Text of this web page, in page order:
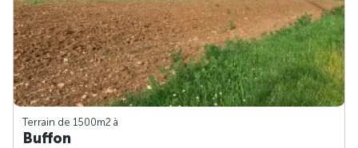
Terrain de 1500m2 à
Buffon